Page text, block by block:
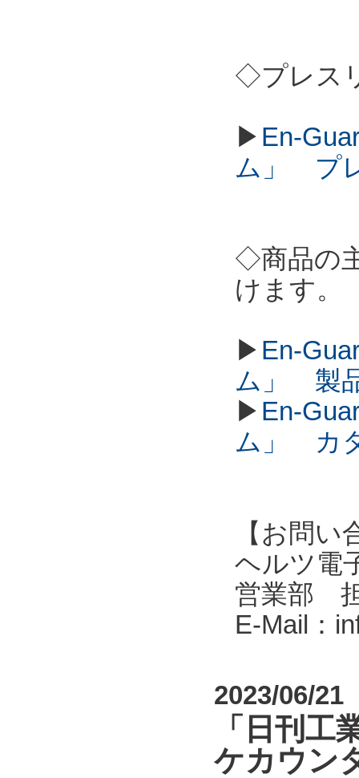
◇プレス
▶ En-
ム」 プ
◇商品の
けます。
▶ En-
ム」 製
▶ En-
ム」 カ
【お問い
ヘルツ電
営業部
E-Mail：
2023/06/21
「日刊工
ケカウン